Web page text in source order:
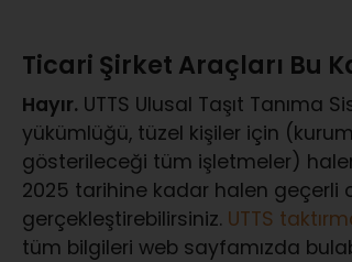
Ticari Şirket Araçları Bu
Hayır. UTTS Ulusal Taşıt Tanıma
yükümlüğü, tüzel kişiler için
gösterileceği tüm işletmeler)
2025 tarihine kadar halen geçerli
gerçekleştirebilirsiniz. UTTS
tüm bilgileri web sayfamızda